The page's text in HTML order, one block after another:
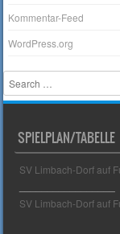
Kommentar-Feed
WordPress.org
Search
SPIELPLAN/
SV Limbach-Dorf auf
SV Limbach-Dorf auf